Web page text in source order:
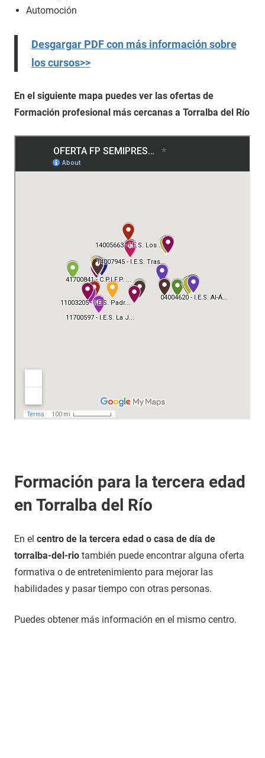
Automoción
Desgargar PDF con más información sobre
los cursos>>
En el siguiente mapa puedes ver las ofertas de
Formación profesional más cercanas a Torralba del Río
Formación para la tercera edad
en Torralba del Río
En el centro de la tercera edad o casa de día de
torralba-del-rio también puede encontrar alguna oferta
formativa o de entretenimiento para mejorar las
habilidades y pasar tiempo con otras personas.
Puedes obtener más información en el mismo centro.